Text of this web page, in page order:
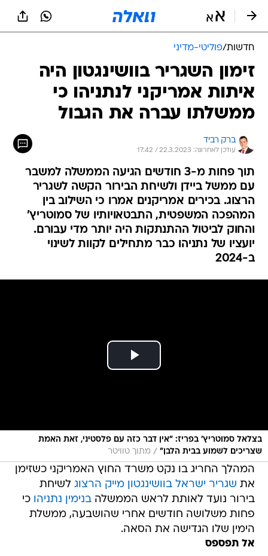
חדשות/פוליטי-מדיני
זימון השגריר בוושינגטון היה
איתות אמריקני לנתניהו כי
ממשלתו עברה את הגבול
ברק רביד
עודכן לאחרונה: 22.3.2023 / 17:42
תוך פחות מ-3 חודשים הגיעה הממשלה למשבר
עם ממשל ביידן ולשיחת הבירור הקשה לשגריר
הרצוג. בכירים אמריקנים אמרו כי השילוב בין
המהפכה המשפטית, התבטאויותיו של סמוטריץ'
והחוק לביטול ההתנתקות היה יותר מדי עבורם.
יועציו של נתניהו כבר מתחילים לקוות לשינוי
ב-2024
בצלאל סמוטריץ' בפריז: "אין דבר כזה עם פלסטיני, זאת האמת
שצריכים לשמוע בבית הלבן" / מתוך טוויטר
המהלך החריג בו נקט משרד החוץ האמריקני כשזימן
את שגריר ישראל בוושינגטון מייק הרצוג לשיחת
בירור נועד לאותת לראש הממשלהבנימין נתניהו כי
פחות משלושה חודשים אחרי שהושבעה, ממשלת
הימין שלו הגדישה את הסאה.
אל תפספס